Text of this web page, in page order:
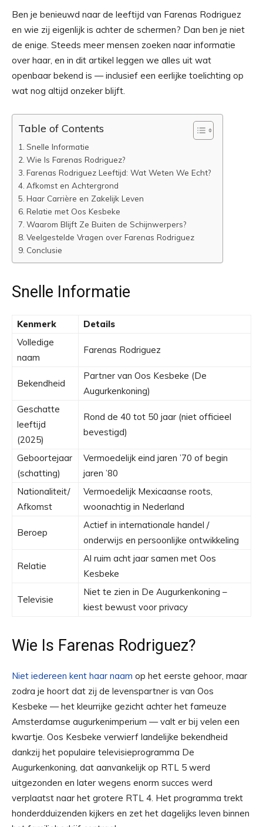
Ben je benieuwd naar de leeftijd van Farenas Rodriguez
en wie zij eigenlijk is achter de schermen? Dan ben je niet
de enige. Steeds meer mensen zoeken naar informatie
over haar, en in dit artikel leggen we alles uit wat
openbaar bekend is — inclusief een eerlijke toelichting op
wat nog altijd onzeker blijft.
Table of Contents
Snelle Informatie
Wie Is Farenas Rodriguez?
Farenas Rodriguez Leeftijd: Wat Weten We Echt?
Afkomst en Achtergrond
Haar Carrière en Zakelijk Leven
Relatie met Oos Kesbeke
Waarom Blijft Ze Buiten de Schijnwerpers?
Veelgestelde Vragen over Farenas Rodriguez
Conclusie
Snelle Informatie
Kenmerk
Details
Volledige
naam
Farenas Rodriguez
Bekendheid
Partner van Oos Kesbeke (De
Augurkenkoning)
Geschatte
leeftijd
(2025)
Rond de 40 tot 50 jaar (niet officieel
bevestigd)
Geboortejaar
(schatting)
Vermoedelijk eind jaren ’70 of begin
jaren ’80
Nationaliteit/
Afkomst
Vermoedelijk Mexicaanse roots,
woonachtig in Nederland
Beroep
Actief in internationale handel /
onderwijs en persoonlijke ontwikkeling
Relatie
Al ruim acht jaar samen met Oos
Kesbeke
Televisie
Niet te zien in De Augurkenkoning –
kiest bewust voor privacy
Wie Is Farenas Rodriguez?
Niet iedereen kent haar naam op het eerste gehoor, maar
zodra je hoort dat zij de levenspartner is van Oos
Kesbeke — het kleurrijke gezicht achter het fameuze
Amsterdamse augurkenimperium — valt er bij velen een
kwartje. Oos Kesbeke verwierf landelijke bekendheid
dankzij het populaire televisieprogramma De
Augurkenkoning, dat aanvankelijk op RTL 5 werd
uitgezonden en later wegens enorm succes werd
verplaatst naar het grotere RTL 4. Het programma trekt
honderdduizenden kijkers en zet het dagelijks leven binnen